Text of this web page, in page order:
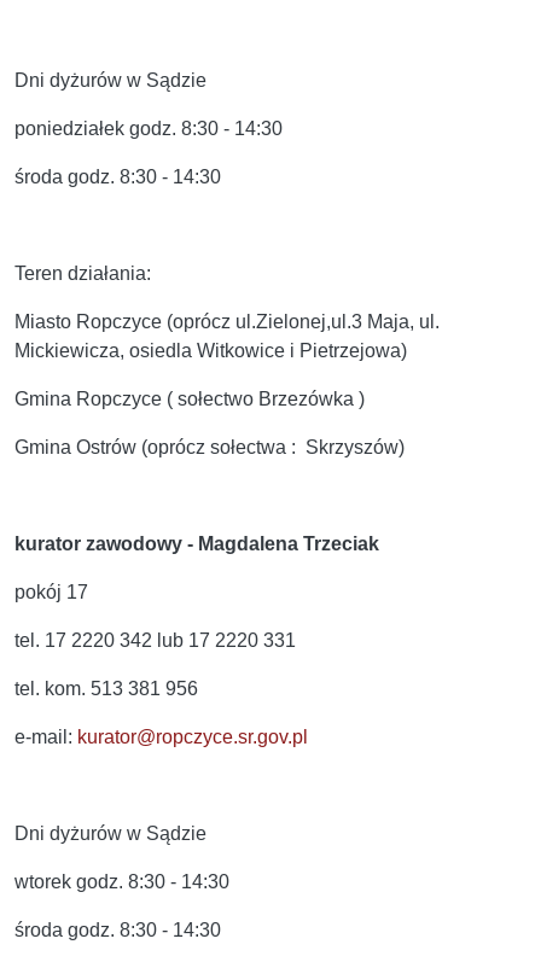
Dni dyżurów w Sądzie
poniedziałek godz. 8:30 - 14:30
środa godz. 8:30 - 14:30
Teren działania:
Miasto Ropczyce (oprócz ul.Zielonej,ul.3 Maja, ul.
Mickiewicza, osiedla Witkowice i Pietrzejowa)
Gmina Ropczyce ( sołectwo Brzezówka )
Gmina Ostrów (oprócz sołectwa : Skrzyszów)
kurator zawodowy - Magdalena Trzeciak
pokój 17
tel. 17 2220 342 lub 17 2220 331
tel. kom. 513 381 956
e-mail: kurator@ropczyce.sr.gov.pl
Dni dyżurów w Sądzie
wtorek godz. 8:30 - 14:30
środa godz. 8:30 - 14:30